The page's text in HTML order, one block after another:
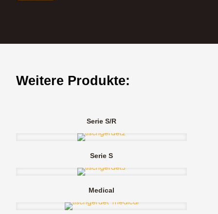
Weitere Produkte:
Serie S/R
Serie S
Medical